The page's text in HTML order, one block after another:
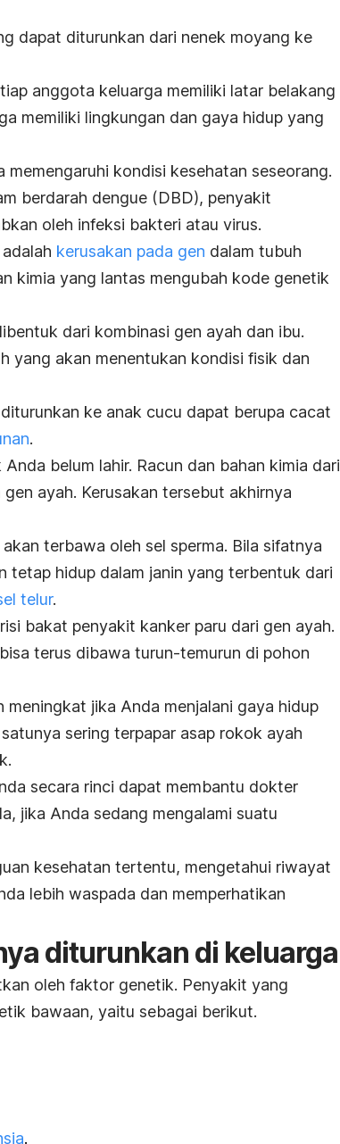
dapat diturunkan dari nenek moyang ke
anggota keluarga memiliki latar belakang
memiliki lingkungan dan gaya hidup yang
kondisi kesehatan seseorang.
berdarah dengue (DBD), penyakit
oleh infeksi bakteri atau virus.
kerusakan pada gen dalam tubuh
kimia yang lantas mengubah kode genetik
dari kombinasi gen ayah dan ibu.
yang akan menentukan kondisi fisik dan
ke anak cucu dapat berupa cacat
.
belum lahir. Racun dan bahan kimia dari
ayah. Kerusakan tersebut akhirnya
terbawa oleh sel sperma. Bila sifatnya
tetap hidup dalam janin yang terbentuk dari
telur.
bakat penyakit kanker paru dari gen ayah.
terus dibawa turun-temurun di pohon
meningkat jika Anda menjalani gaya hidup
sering terpapar asap rokok ayah
secara rinci dapat membantu dokter
jika Anda sedang mengalami suatu
kesehatan tertentu, mengetahui riwayat
lebih waspada dan memperhatikan
diturunkan di keluarga
oleh faktor genetik. Penyakit yang
bawaan, yaitu sebagai berikut.
.